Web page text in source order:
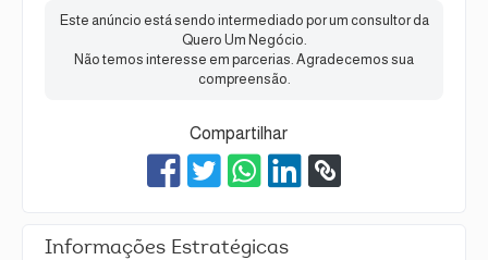
Este anúncio está sendo intermediado por um consultor da
Quero Um Negócio.
Não temos interesse em parcerias. Agradecemos sua
compreensão.
Compartilhar
Informações Estratégicas